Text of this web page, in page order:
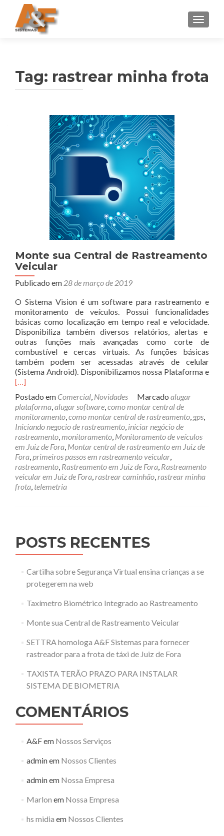
Tag: rastrear minha frota
Monte sua Central de Rastreamento
Veicular
Publicado em 28 de março de 2019
O Sistema Vision é um software para rastreamento e
monitoramento de veículos. Possui funcionalidades
básicas como localização em tempo real e velocidade.
Disponibiliza também diversos relatórios, alertas e
outras funções mais avançadas como corte de
combustível e cercas virtuais. As funções básicas
também podem ser acessadas através de celular
(Sistema Android). Disponibilizamos nossa Plataforma e
[…]
Postado em Comercial, Novidades Marcado alugar
plataforma,alugar software,como montar central de
monitoramento,como montar central de rastreamento, gps,
Iniciando negocio de rastreamento, iniciar negócio de
rastreamento,monitoramento, Monitoramento de veículos
em Juiz de Fora, Montar central de rastreamento em Juiz de
Fora,primeiros passos em rastreamento veicular,
rastreamento, Rastreamento em Juiz de Fora, Rastreamento
veicular em Juiz de Fora,rastrear caminhão,rastrear minha
frota, telemetria
POSTS RECENTES
Cartilha sobre Segurança Virtual ensina crianças a se
protegerem na web
Taxímetro Biométrico Integrado ao Rastreamento
Monte sua Central de Rastreamento Veicular
SETTRA homologa A&F Sistemas para fornecer
rastreador para a frota de táxi de Juiz de Fora
TAXISTA TERÃO PRAZO PARA INSTALAR
SISTEMA DE BIOMETRIA
COMENTÁRIOS
A&Fem Nossos Serviços
adminem Nossos Clientes
adminem Nossa Empresa
Marlon em Nossa Empresa
hs midia em Nossos Clientes